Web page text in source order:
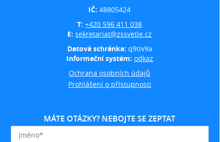
IČ:48805424
T:+420 596 411 038
E:sekretariat@zssvetle.cz
Datová schránka: q9tiv9a
Informační systém: odkaz
Ochrana osobních údajů
Prohlášení o přístupnosti
MÁTE OTÁZKY? NEBOJTE SE ZEPTAT